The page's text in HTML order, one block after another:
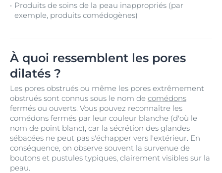
Produits de soins de la peau inappropriés (par
exemple, produits comédogènes)
À quoi ressemblent les pores
dilatés ?
Les pores obstrués ou même les pores extrêmement
obstrués sont connus sous le nom de comédons
fermés ou ouverts. Vous pouvez reconnaître les
comédons fermés par leur couleur blanche (d'où le
nom de point blanc), car la sécrétion des glandes
sébacées ne peut pas s'échapper vers l'extérieur. En
conséquence, on observe souvent la survenue de
boutons et pustules typiques, clairement visibles sur la
peau.